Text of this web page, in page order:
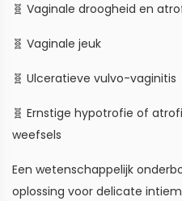
🧬 Vaginale droogheid en
🧬 Vaginale jeuk
🧬 Ulceratieve vulvo-vaginitis
🧬 Ernstige hypotrofie of
weefsels
Een wetenschappelijk
oplossing voor delicate